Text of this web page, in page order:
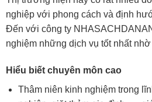
nghiệp với phong cách và định
Đến với công ty
nghiệm những dịch vụ tốt nhất
Hiểu biết chuyên môn cao
Thâm niên kinh nghiệm trong